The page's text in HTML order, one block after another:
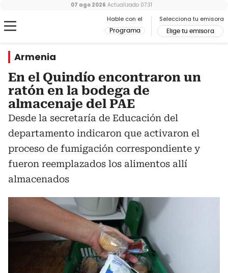
Hable con el
Programa
Selecciona tu emisora
Elige tu emisora
07 ago 2026 Actualizado 07:31
Armenia
En el Quindío encontraron un
ratón en la bodega de
almacenaje del PAE
Desde la secretaría de Educación del
departamento indicaron que activaron el
proceso de fumigación correspondiente y
fueron reemplazados los alimentos allí
almacenados